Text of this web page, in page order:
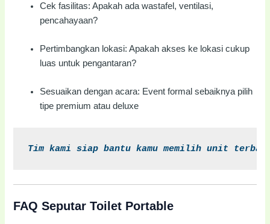
Cek fasilitas: Apakah ada wastafel, ventilasi,
pencahayaan?
Pertimbangkan lokasi: Apakah akses ke lokasi cukup
luas untuk pengantaran?
Sesuaikan dengan acara: Event formal sebaiknya pilih
tipe premium atau deluxe
Tim kami siap bantu kamu memilih unit
FAQ Seputar Toilet Portable